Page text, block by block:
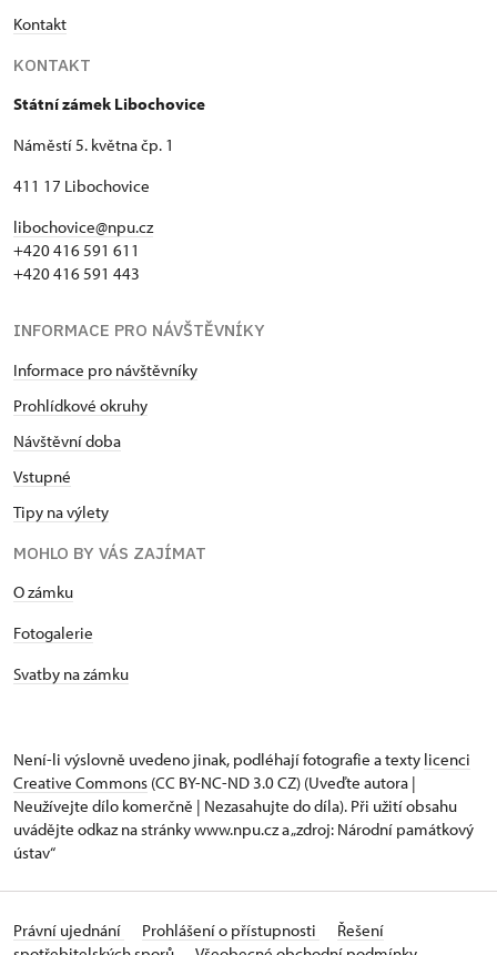
Kontakt
KONTAKT
Státní zámek Libochovice
Náměstí 5. května čp. 1
411 17 Libochovice
libochovice@npu.cz
+420 416 591 611
+420 416 591 443
INFORMACE PRO NÁVŠTĚVNÍKY
Informace pro návštěvníky
Prohlídkové okruhy
Návštěvní doba
Vstupné
Tipy na výlety
MOHLO BY VÁS ZAJÍMAT
O zámku
Fotogalerie
Svatby na zámku
Není-li výslovně uvedeno jinak, podléhají fotografie a texty licenci
Creative Commons (CC BY-NC-ND 3.0 CZ) (Uveďte autora |
Neužívejte dílo komerčně | Nezasahujte do díla). Při užití obsahu
uvádějte odkaz na stránky www.npu.cz a „zdroj: Národní památkový
ústav“
Právní ujednání Prohlášení o přístupnosti
Řešení